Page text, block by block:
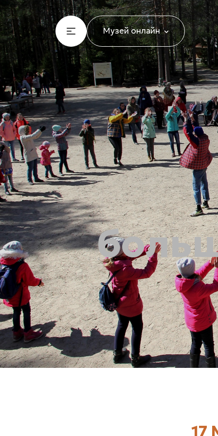
Музей онлайн
17